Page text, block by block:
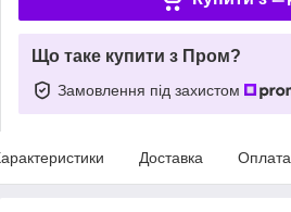
Що таке купити з Пром?
Замовлення під захистом
Доставка Оплата